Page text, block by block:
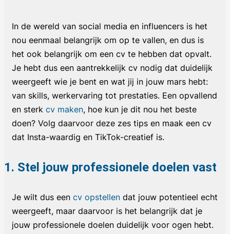
In de wereld van social media en influencers is het
nou eenmaal belangrijk om op te vallen, en dus is
het ook belangrijk om een cv te hebben dat opvalt.
Je hebt dus een aantrekkelijk cv nodig dat duidelijk
weergeeft wie je bent en wat jij in jouw mars hebt:
van skills, werkervaring tot prestaties. Een opvallend
en sterk cv maken, hoe kun je dit nou het beste
doen? Volg daarvoor deze zes tips en maak een cv
dat Insta-waardig en TikTok-creatief is.
1. Stel jouw professionele doelen vast
Je wilt dus een cv opstellen dat jouw potentieel echt
weergeeft, maar daarvoor is het belangrijk dat je
jouw professionele doelen duidelijk voor ogen hebt.